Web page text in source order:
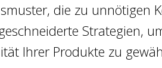
die zu unnötigen
Strategien,
Ihrer Produkte zu